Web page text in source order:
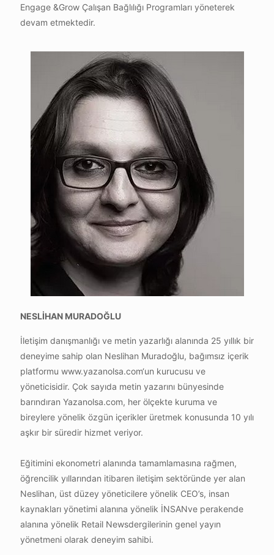
Engage &Grow Çalışan Bağlılığı Programları yöneterek
devam etmektedir.
NESLİHAN MURADOĞLU​
İletişim danışmanlığı ve metin yazarlığı alanında 25 yıllık bir
deneyime sahip olan Neslihan Muradoğlu, bağımsız içerik
platformu www.yazanolsa.com‘un kurucusu ve
yöneticisidir. Çok sayıda metin yazarını bünyesinde
barındıran Yazanolsa.com, her ölçekte kuruma ve
bireylere yönelik özgün içerikler üretmek konusunda 10 yılı
aşkır bir süredir hizmet veriyor.
Eğitimini ekonometri alanında tamamlamasına rağmen,
öğrencilik yıllarından itibaren iletişim sektöründe yer alan
Neslihan, üst düzey yöneticilere yönelik CEO’s, insan
kaynakları yönetimi alanına yönelik İNSANve perakende
alanına yönelik Retail Newsdergilerinin genel yayın
yönetmeni olarak deneyim sahibi.